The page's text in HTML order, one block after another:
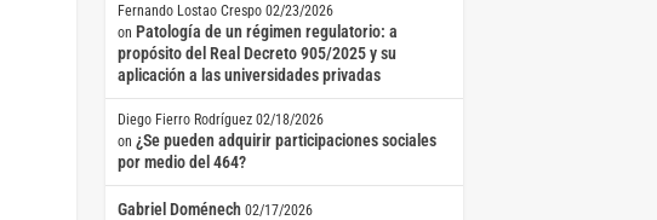
Fernando Lostao Crespo 02/23/2026
on Patología de un régimen regulatorio: a
propósito del Real Decreto 905/2025 y su
aplicación a las universidades privadas
Diego Fierro Rodríguez 02/18/2026
on ¿Se pueden adquirir participaciones sociales
por medio del 464?
Gabriel Doménech 02/17/2026